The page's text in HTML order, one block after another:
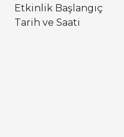
Etkinlik Başlangıç
Tarih ve Saati